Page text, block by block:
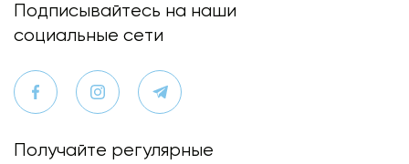
Подписывайтесь на наши
социальные сети
Получайте регулярные